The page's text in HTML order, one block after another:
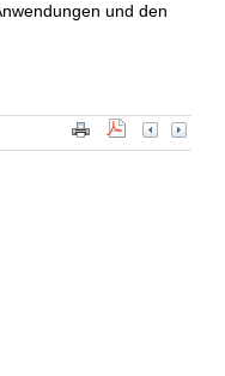
und den